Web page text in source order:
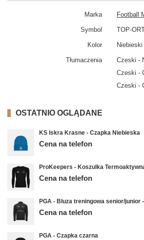
Marka Football
Symbol TOP-
Kolor Niebieski
Tłumaczenia
Czeski -
Czeski -
Czeski -
OSTATNIO OGLĄDANE
KS Iskra Krasne - Czapka Niebieska
Cena na telefon
ProKeepers - Koszulka
Cena na telefon
PGA - Bluza treningowa senior/junior
Cena na telefon
PGA - Czapka czarna